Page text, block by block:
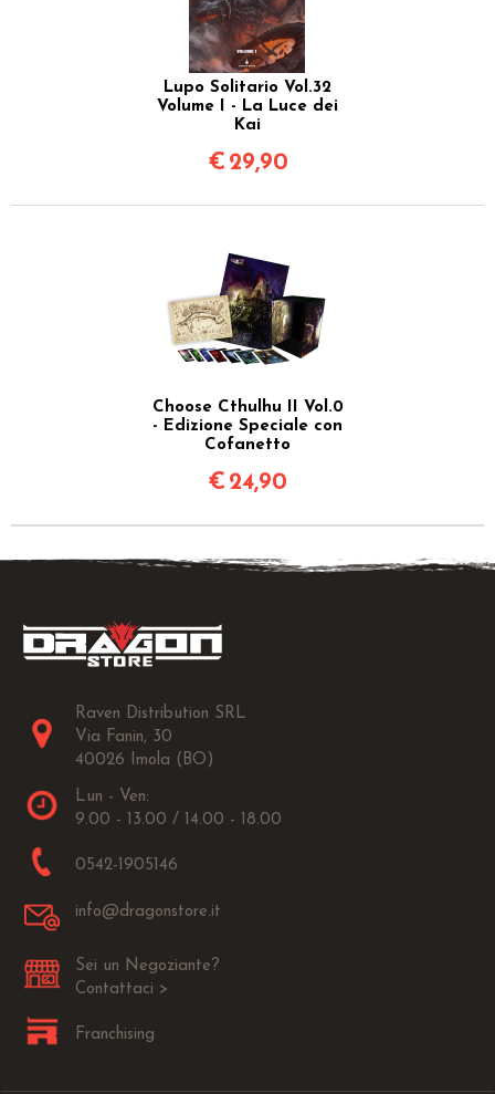
Lupo Solitario Vol.32
Volume I - La Luce dei
Kai
€ 29,90
Choose Cthulhu II Vol.0
- Edizione Speciale con
Cofanetto
€ 24,90
Raven Distribution SRL
Via Fanin, 30
40026 Imola (BO)
Lun - Ven:
9.00 - 13.00 / 14.00 - 18.00
0542-1905146
info@dragonstore.it
Sei un Negoziante?
Contattaci >
Franchising